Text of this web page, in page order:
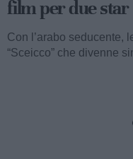
Valentino fu consacrato
visto, con il film “I
cominciava...